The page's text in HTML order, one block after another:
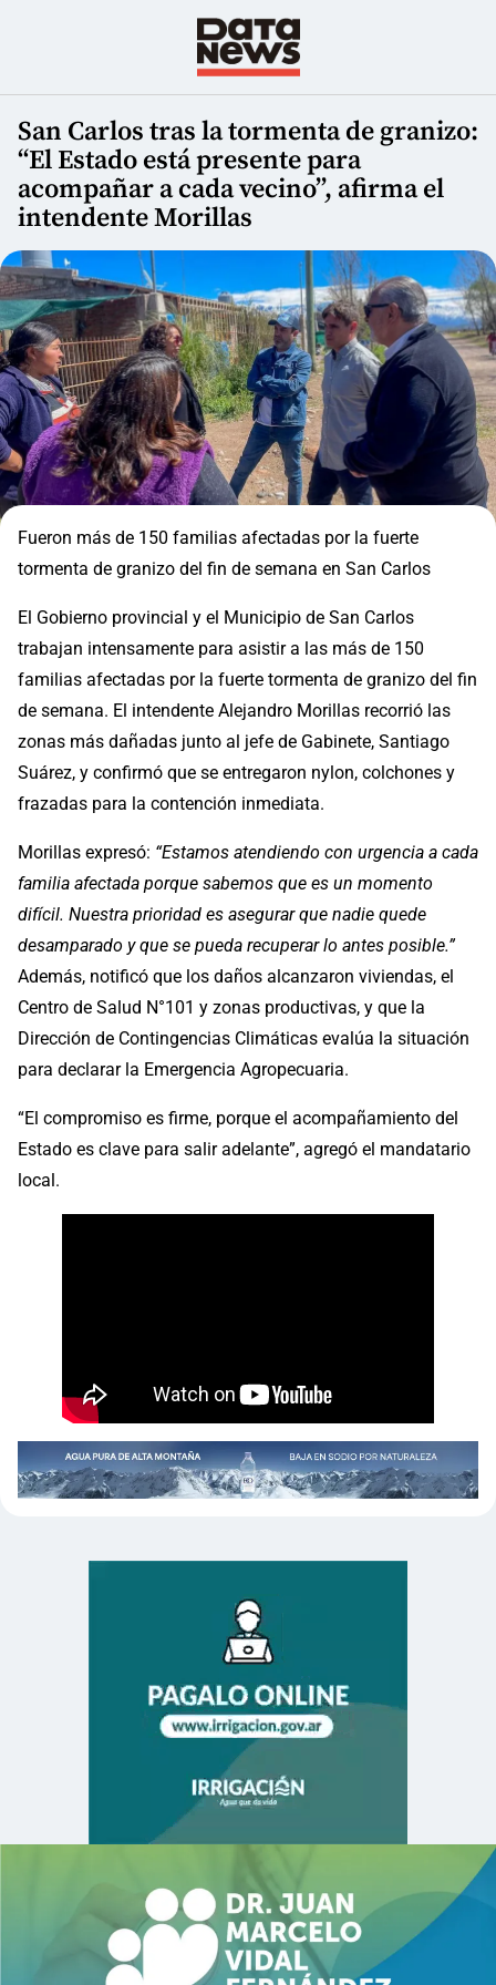
San Carlos tras la tormenta de granizo:
“El Estado está presente para
acompañar a cada vecino”, afirma el
intendente Morillas
Fueron más de 150 familias afectadas por la fuerte
tormenta de granizo del fin de semana en San Carlos
El Gobierno provincial y el Municipio de San Carlos
trabajan intensamente para asistir a las más de 150
familias afectadas por la fuerte tormenta de granizo del fin
de semana. El intendente Alejandro Morillas recorrió las
zonas más dañadas junto al jefe de Gabinete, Santiago
Suárez, y confirmó que se entregaron nylon, colchones y
frazadas para la contención inmediata.
Morillas expresó: “Estamos atendiendo con urgencia a cada
familia afectada porque sabemos que es un momento
difícil. Nuestra prioridad es asegurar que nadie quede
desamparado y que se pueda recuperar lo antes posible.”
Además, notificó que los daños alcanzaron viviendas, el
Centro de Salud N°101 y zonas productivas, y que la
Dirección de Contingencias Climáticas evalúa la situación
para declarar la Emergencia Agropecuaria.
“El compromiso es firme, porque el acompañamiento del
Estado es clave para salir adelante”, agregó el mandatario
local.